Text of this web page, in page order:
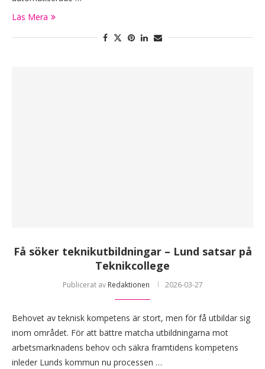
Läs Mera
Få söker teknikutbildningar – Lund satsar på
Teknikcollege
Publicerat av Redaktionen 2026-03-27
Behovet av teknisk kompetens är stort, men för få utbildar sig
inom området. För att bättre matcha utbildningarna mot
arbetsmarknadens behov och säkra framtidens kompetens
inleder Lunds kommun nu processen …